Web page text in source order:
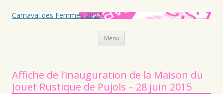
Carnaval des Femmes 2024
Menu Aller au contenu principal
Affiche de l’inauguration de la Maison du
Jouet Rustique de Pujols – 28 juin 2015